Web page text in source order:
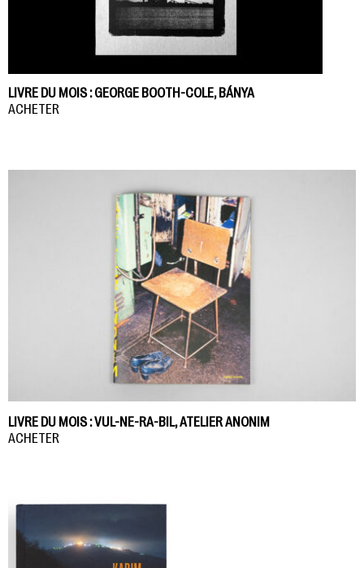
LIVRE DU MOIS : GEORGE BOOTH-COLE, BÁNYA
ACHETER
LIVRE DU MOIS : VUL-NE-RA-BIL, ATELIER ANONIM
ACHETER